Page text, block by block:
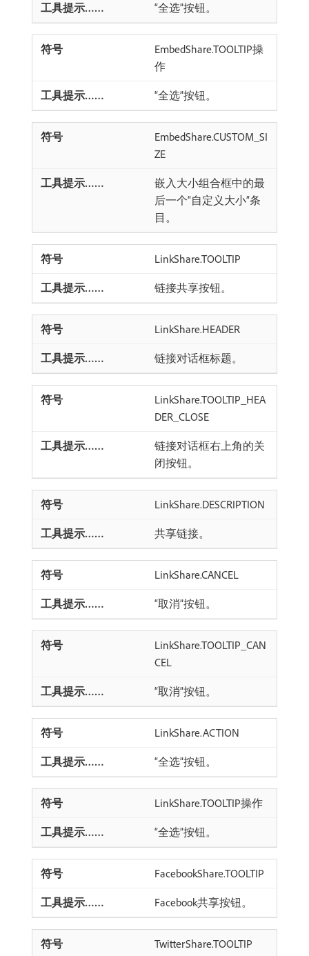
“全选”按钮。
EmbedShare.TOOLTIP操
作
“全选”按钮。
EmbedShare.CUSTOM_SI
ZE
嵌入大小组合框中的最
后一个“自定义大小”条
目。
LinkShare.TOOLTIP
链接共享按钮。
LinkShare.HEADER
链接对话框标题。
LinkShare.TOOLTIP_HEA
DER_CLOSE
链接对话框右上角的关
闭按钮。
LinkShare.DESCRIPTION
共享链接。
LinkShare.CANCEL
“取消”按钮。
LinkShare.TOOLTIP_CAN
CEL
“取消”按钮。
LinkShare.ACTION
“全选”按钮。
LinkShare.TOOLTIP操作
“全选”按钮。
FacebookShare.TOOLTIP
Facebook共享按钮。
TwitterShare.TOOLTIP